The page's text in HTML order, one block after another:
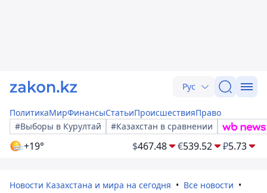
Рус
ПолитикаМирФинансыСтатьиПроисшествияПраво
#Выборы в Курултай
#Казахстан в сравнении
+19° $467.48 €539.52 ₽5.73
Новости Казахстана и мира на сегодня
Все новости